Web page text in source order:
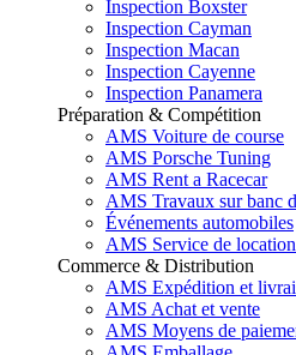
Inspection Boxster
Inspection Cayman
Inspection Macan
Inspection Cayenne
Inspection Panamera
Préparation & Compétition
AMS Voiture de course
AMS Porsche Tuning
AMS Rent a Racecar
AMS Travaux sur banc
Événements automobiles
AMS Service de
Commerce & Distribution
AMS Expédition et
AMS Achat et vente
AMS Moyens de